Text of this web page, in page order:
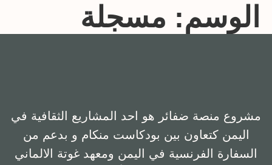
الوسم: مسجلة
مشروع منصة ضفائر هو احد المشاريع الثقافية في
اليمن كتعاون بين بودكاست منكام و بدعم من
السفارة الفرنسية في اليمن ومعهد غوتة الالماني